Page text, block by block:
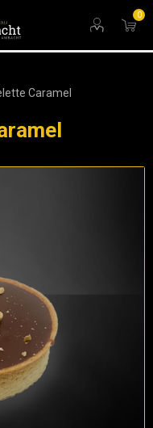
0
Caramel